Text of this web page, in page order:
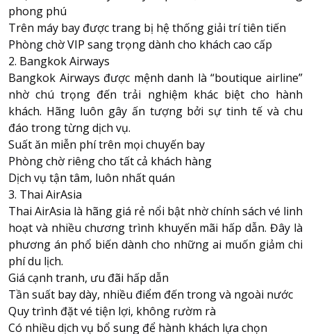
phong phú
Trên máy bay được trang bị hệ thống giải trí tiên tiến
Phòng chờ VIP sang trọng dành cho khách cao cấp
2. Bangkok Airways
Bangkok Airways được mệnh danh là “boutique airline”
nhờ chú trọng đến trải nghiệm khác biệt cho hành
khách. Hãng luôn gây ấn tượng bởi sự tinh tế và chu
đáo trong từng dịch vụ.
Suất ăn miễn phí trên mọi chuyến bay
Phòng chờ riêng cho tất cả khách hàng
Dịch vụ tận tâm, luôn nhất quán
3. Thai AirAsia
Thai AirAsia là hãng giá rẻ nổi bật nhờ chính sách vé linh
hoạt và nhiều chương trình khuyến mãi hấp dẫn. Đây là
phương án phổ biến dành cho những ai muốn giảm chi
phí du lịch.
Giá cạnh tranh, ưu đãi hấp dẫn
Tần suất bay dày, nhiều điểm đến trong và ngoài nước
Quy trình đặt vé tiện lợi, không rườm rà
Có nhiều dịch vụ bổ sung để hành khách lựa chọn